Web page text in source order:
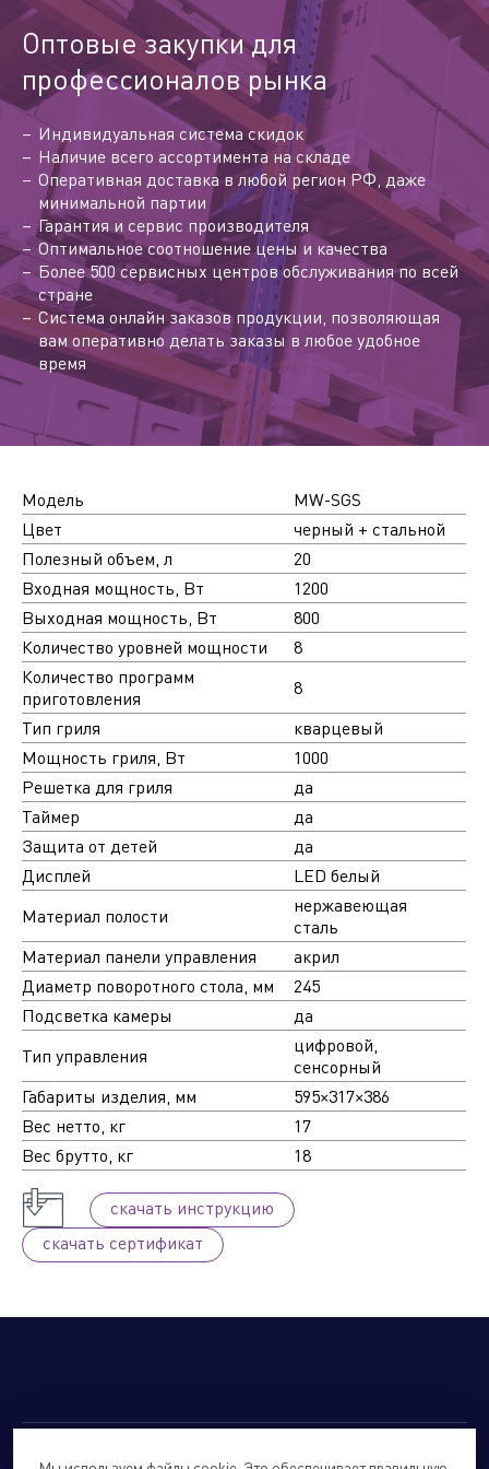
Оптовые закупки для
профессионалов рынка
Индивидуальная система скидок
Наличие всего ассортимента на складе
Оперативная доставка в любой регион РФ, даже
минимальной партии
Гарантия и сервис производителя
Оптимальное соотношение цены и качества
Более 500 сервисных центров обслуживания по всей
стране
Система онлайн заказов продукции, позволяющая
вам оперативно делать заказы в любое удобное
время
Модель
MW-SGS
Цвет
черный + стальной
Полезный объем, л
20
Входная мощность, Вт
1200
Выходная мощность, Вт
800
Количество уровней мощности
8
Количество программ
приготовления
8
Тип гриля
кварцевый
Мощность гриля, Вт
1000
Решетка для гриля
да
Таймер
да
Защита от детей
да
Дисплей
LED белый
Материал полости
нержавеющая
сталь
Материал панели управления
акрил
Диаметр поворотного стола, мм
245
Подсветка камеры
да
Тип управления
цифровой,
сенсорный
Габариты изделия, мм
595×317×386
Вес нетто, кг
17
Вес брутто, кг
18
cкачать инструкцию
cкачать сертификат